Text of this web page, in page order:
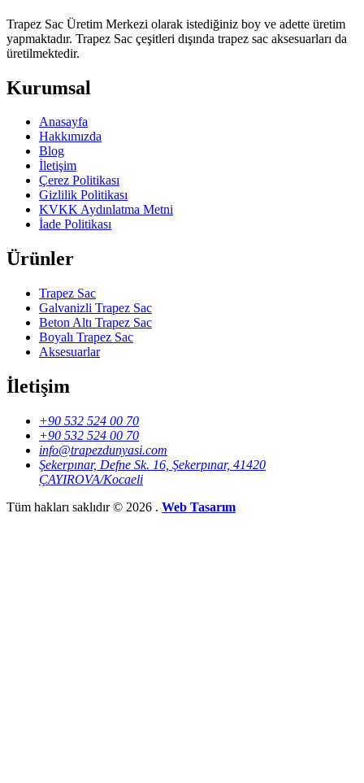
Trapez Sac Üretim Merkezi olarak istediğiniz boy ve adette üretim
yapmaktadır. Trapez Sac çeşitleri dışında trapez sac aksesuarları da
üretilmektedir.
Kurumsal
Anasayfa
Hakkımızda
Blog
İletişim
Çerez Politikası
Gizlilik Politikası
KVKK Aydınlatma Metni
İade Politikası
Ürünler
Trapez Sac
Galvanizli Trapez Sac
Beton Altı Trapez Sac
Boyalı Trapez Sac
Aksesuarlar
İletişim
+90 532 524 00 70
+90 532 524 00 70
info@trapezdunyasi.com
Şekerpınar, Defne Sk. 16, Şekerpınar, 41420
ÇAYIROVA/Kocaeli
Tüm hakları saklıdır © 2026 . Web Tasarım